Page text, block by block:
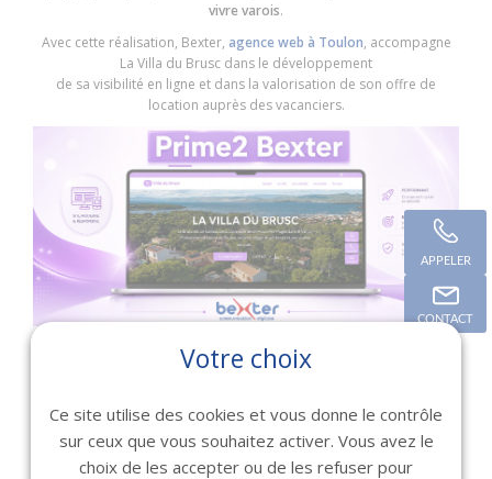
vivre varois.
Avec cette réalisation, Bexter, agence web à Toulon, accompagne
La Villa du Brusc dans le développement
de sa visibilité en ligne et dans la valorisation de son offre de
location auprès des vacanciers.
Découvrez le site : www.lavilladubrusc.fr
🤝 BEXTER, PARTENAIRE DIGITAL
DES PROJETS
APPELER
CONTACT
Votre choix
Ce site utilise des cookies et vous donne le contrôle
sur ceux que vous souhaitez activer. Vous avez le
choix de les accepter ou de les refuser pour